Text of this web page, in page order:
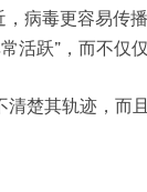
病毒更容易传
跃”，而不仅
楚其轨迹，而